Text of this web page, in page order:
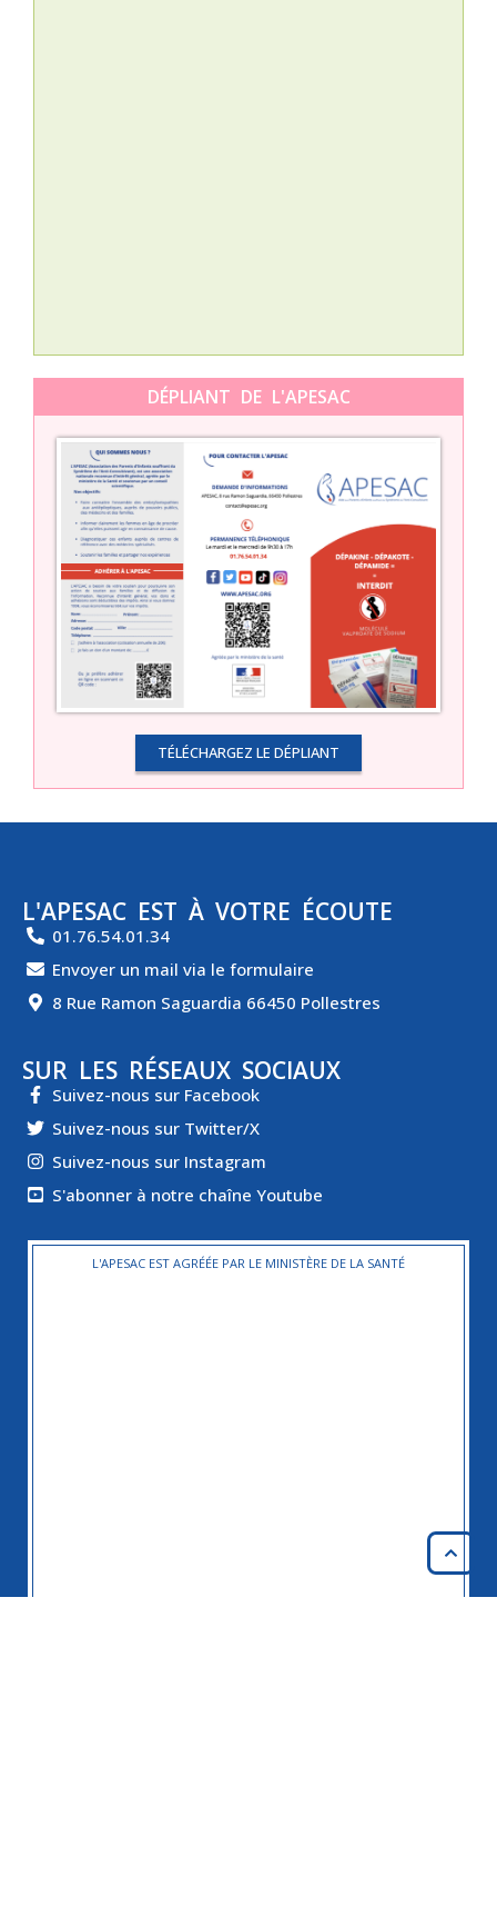
DÉPLIANT DE L'APESAC
TÉLÉCHARGEZ LE DÉPLIANT
L'APESAC EST À VOTRE ÉCOUTE
01.76.54.01.34
Envoyer un mail via le formulaire
8 Rue Ramon Saguardia 66450 Pollestres
SUR LES RÉSEAUX SOCIAUX
Suivez-nous sur Facebook
Suivez-nous sur Twitter/X
Suivez-nous sur Instagram
S'abonner à notre chaîne Youtube
L'APESAC EST AGRÉÉE PAR LE MINISTÈRE DE LA SANTÉ